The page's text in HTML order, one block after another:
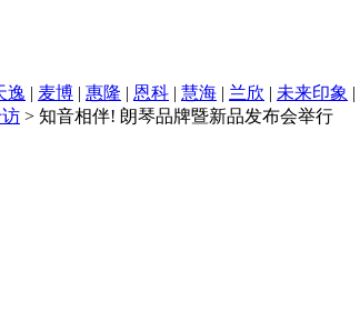
逸 | 麦博 | 惠隆 | 恩科 | 慧海 | 兰欣 | 未来印象 |
> 知音相伴! 朗琴品牌暨新品发布会举行